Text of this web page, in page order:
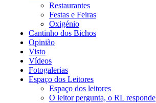
Restaurantes
Festas e Feiras
Oxigénio
Cantinho dos Bichos
Opinião
Visto
Vídeos
Fotogalerias
Espaço dos Leitores
Espaço dos leitores
O leitor pergunta, o RL responde